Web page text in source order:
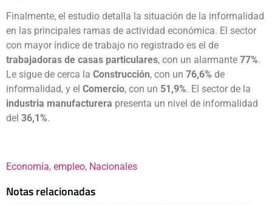
Finalmente, el estudio detalla la situación de la informalidad
en las principales ramas de actividad económica. El sector
con mayor índice de trabajo no registrado es el de
trabajadoras de casas particulares, con un alarmante 77%.
Le sigue de cerca la Construcción, con un 76,6% de
informalidad, y el Comercio, con un 51,9%. El sector de la
industria manufacturera presenta un nivel de informalidad
del 36,1%.
Economía, empleo, Nacionales
Notas relacionadas